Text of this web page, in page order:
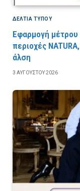
ΔΕΛΤΙΑ ΤΥΠΟΥ
Εφαρμογή
περιοχές
άλση
3 ΑΥΓΟΎΣΤΟΥ 2026